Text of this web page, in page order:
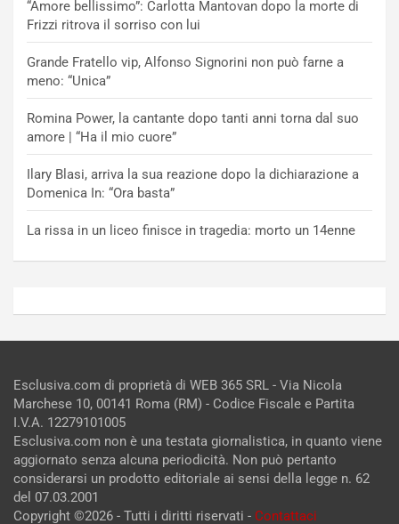
“Amore bellissimo”: Carlotta Mantovan dopo la morte di
Frizzi ritrova il sorriso con lui
Grande Fratello vip, Alfonso Signorini non può farne a
meno: “Unica”
Romina Power, la cantante dopo tanti anni torna dal suo
amore | “Ha il mio cuore”
Ilary Blasi, arriva la sua reazione dopo la dichiarazione a
Domenica In: “Ora basta”
La rissa in un liceo finisce in tragedia: morto un 14enne
Esclusiva.com di proprietà di WEB 365 SRL - Via Nicola
Marchese 10, 00141 Roma (RM) - Codice Fiscale e Partita
I.V.A. 12279101005
Esclusiva.com non è una testata giornalistica, in quanto viene
aggiornato senza alcuna periodicità. Non può pertanto
considerarsi un prodotto editoriale ai sensi della legge n. 62
del 07.03.2001
Copyright ©2026 - Tutti i diritti riservati - Contattaci